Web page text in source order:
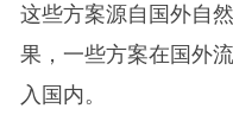
这些方案源自国外自
果，一些方案在国外
入国内。